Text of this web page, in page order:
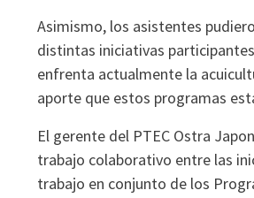
Asimismo, los asistentes
distintas iniciativas
enfrenta actualmente la
aporte que estos programas
El gerente del PTEC Ostra
trabajo colaborativo entre las
trabajo en conjunto de los